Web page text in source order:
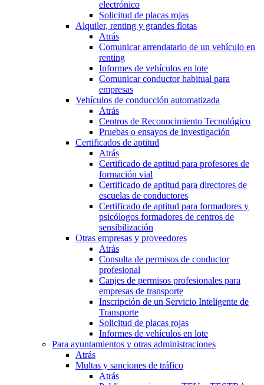
electrónico
Solicitud de placas rojas
Alquiler, renting y grandes flotas
Atrás
Comunicar arrendatario de un vehículo en
renting
Informes de vehículos en lote
Comunicar conductor habitual para
empresas
Vehículos de conducción automatizada
Atrás
Centros de Reconocimiento Tecnológico
Pruebas o ensayos de investigación
Certificados de aptitud
Atrás
Certificado de aptitud para profesores de
formación vial
Certificado de aptitud para directores de
escuelas de conductores
Certificado de aptitud para formadores y
psicólogos formadores de centros de
sensibilización
Otras empresas y proveedores
Atrás
Consulta de permisos de conductor
profesional
Canjes de permisos profesionales para
empresas de transporte
Inscripción de un Servicio Inteligente de
Transporte
Solicitud de placas rojas
Informes de vehículos en lote
Para ayuntamientos y otras administraciones
Atrás
Multas y sanciones de tráfico
Atrás